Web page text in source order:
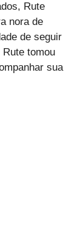
Rute
nora de
de seguir
tomou
sua